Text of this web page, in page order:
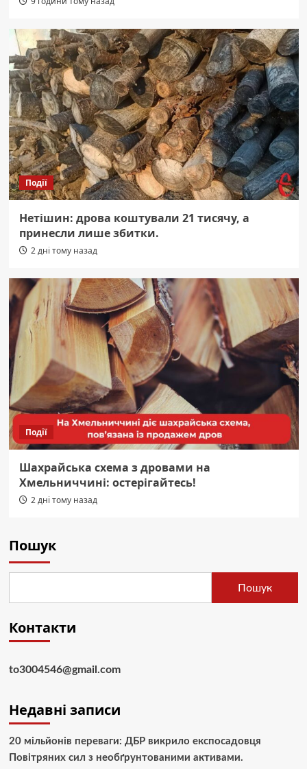
Події
Нетішин: дрова коштували 21 тисячу, а
принесли лише збитки.
2 дні тому назад
Події
Шахрайська схема з дровами на
Хмельниччині: остерігайтесь!
2 дні тому назад
Пошук
Пошук
Контакти
to3004546@gmail.com
Недавні записи
20 мільйонів переваги: ДБР викрило експосадовця
Повітряних сил з необґрунтованими активами.